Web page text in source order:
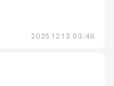
2025.12.13 03:46